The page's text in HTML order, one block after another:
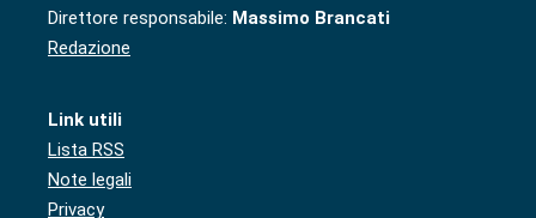
Direttore responsabile: Massimo Brancati
Redazione
Link utili
Lista RSS
Note legali
Privacy